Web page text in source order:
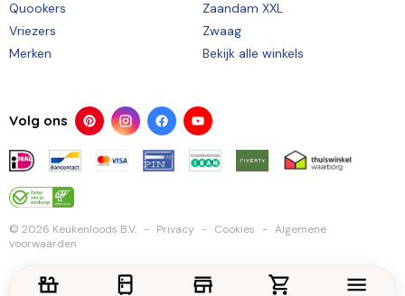
Quookers
Vriezers
Merken
Zaandam XXL
Zwaag
Bekijk alle winkels
Volg ons
© 2026 Keukenloods B.V. Privacy Cookies
Algemene
voorwaarden